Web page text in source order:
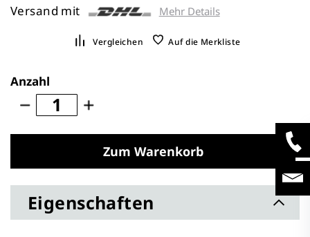
Versand mit
Mehr Details
Vergleichen Auf die Merkliste
Anzahl
Zum Warenkorb
Eigenschaften